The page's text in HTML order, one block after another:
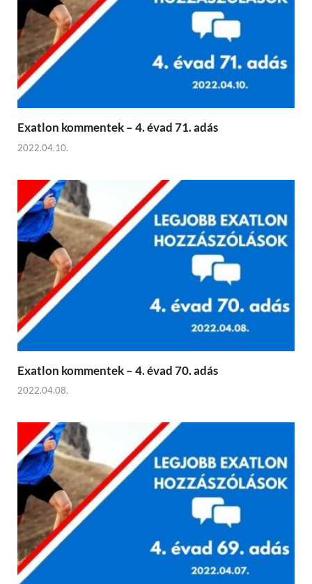
Exatlon kommentek – 4. évad 71. adás
2022.04.10.
Exatlon kommentek – 4. évad 70. adás
2022.04.08.